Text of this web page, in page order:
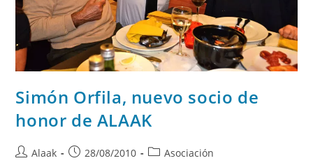
Simón Orfila, nuevo socio de
honor de ALAAK
Alaak 28/08/2010 Asociación